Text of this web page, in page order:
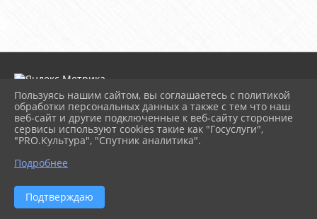
2026 г. dk-rossiya.ru
Вход
Карта сайта
Политика обработки персональных данных
Сделано на KubCMS
Разработка и поддержка
Пользуясь нашим сайтом, вы соглашаетесь с политикой
обработки персональных данных а также с тем что наш
веб-сайт и другие подключенные к веб-сайту сторонние
сервисы используют cookies такие как "Госуслуги",
"PRO.Культура", "Спутник аналитика".
Подробнее
Подтверждаю